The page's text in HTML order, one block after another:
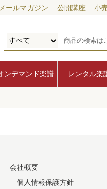
メールマガジン 公開講座 小
ンデマンド楽譜 レンタル楽
会社概要
個人情報保護方針